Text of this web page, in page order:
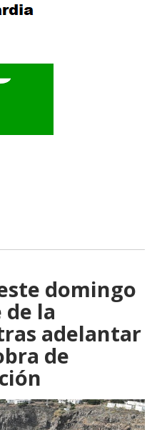
domingo
la
adelantar
de